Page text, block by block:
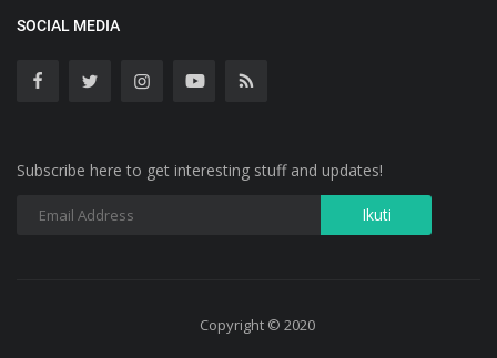
SOCIAL MEDIA
Subscribe here to get interesting stuff and updates!
Copyright © 2020